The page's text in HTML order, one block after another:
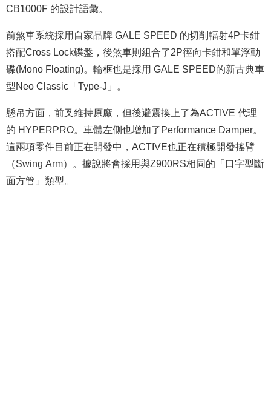
CB1000F 的設計語彙。
前煞車系統採用自家品牌 GALE SPEED 的切削輻射4P卡鉗
搭配Cross Lock碟盤，後煞車則組合了2P徑向卡鉗和單浮動
碟(Mono Floating)。輪框也是採用 GALE SPEED的新古典車
型Neo Classic「Type-J」。
懸吊方面，前叉維持原廠，但後避震換上了為ACTIVE 代理
的 HYPERPRO。車體左側也增加了Performance Damper。
這兩項零件目前正在開發中，ACTIVE也正在積極開發搖臂
（Swing Arm）。據說將會採用與Z900RS相同的「口字型斷
面方管」類型。